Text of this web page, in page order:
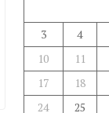
3
4
10
11
17
18
24
25